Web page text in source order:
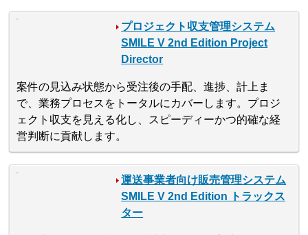
プロジェクト収支管理システム
SMILE V 2nd Edition Project
Director
案件の見込み状態から受注後の手配、進捗、計上ま
で、業務プロセスをトータルにカバーします。プロジ
ェクト収支を見える化し、スピーディーかつ的確な経
営判断に貢献します。
運送事業者向け販売管理システム
SMILE V 2nd Edition トラックス
ター